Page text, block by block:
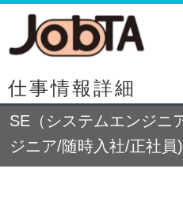
仕事情報詳細
SE（システムエンジニ
ジニア/随時入社/正社員)